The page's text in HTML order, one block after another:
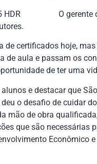
O gerente
de certificados hoje,
de aula e passam os
de ter uma
e destacar que
o desafio de cuidar
mão de obra
que são necessárias
Econômico